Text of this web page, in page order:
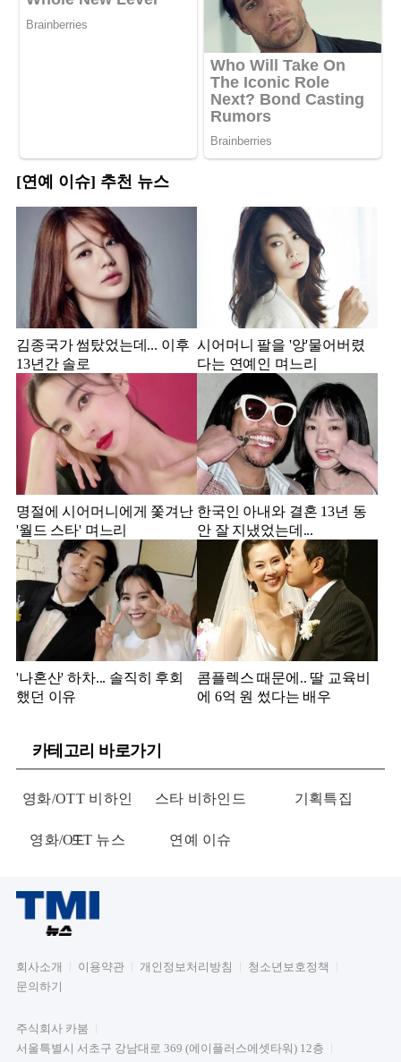
[연예 이슈] 추천 뉴스
김종국가 썸탔었는데... 이후
13년간 솔로
시어머니 팔을 '앙'물어버렸
다는 연예인 며느리
명절에 시어머니에게 쫓겨난
'월드 스타' 며느리
한국인 아내와 결혼 13년 동
안 잘 지냈었는데...
'나혼산' 하차... 솔직히 후회
했던 이유
콤플렉스 때문에.. 딸 교육비
에 6억 원 썼다는 배우
카테고리 바로가기
영화/OTT 비하인
드
스타 비하인드 기획특집
영화/OTT 뉴스 연예 이슈
회사소개 이용약관 개인정보처리방침
청소년보호정책
문의하기
주식회사 카붐
서울특별시 서초구 강남대로 369 (에이플러스에셋타워) 12층